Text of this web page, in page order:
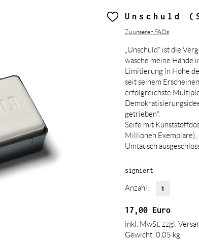
Unschuld
Zu unseren FAQs
„Unschuld“ ist die
wasche meine Hände
Limitierung in Höhe
seit seinem
erfolgreichste
getrieben“.
Seife mit
Millionen Exemplare),
Umtausch
signiert
Anzahl:
17,00 Euro
inkl. MwSt. zzgl.
Gewicht: 0,05 kg